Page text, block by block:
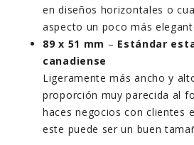
en diseños horizontales o
aspecto un poco más
89 x 51 mm – Estándar
canadiense
Ligeramente más ancho y
proporción muy parecida al
haces negocios con clientes
este puede ser un buen